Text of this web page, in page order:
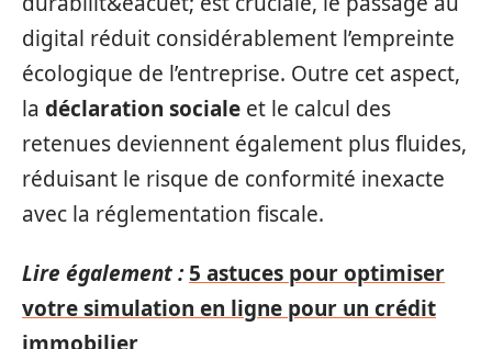
digital réduit considérablement l’empreinte
écologique de l’entreprise. Outre cet aspect,
la déclaration sociale et le calcul des
retenues deviennent également plus fluides,
réduisant le risque de conformité inexacte
avec la réglementation fiscale.
Lire également : 5 astuces pour optimiser
votre simulation en ligne pour un crédit